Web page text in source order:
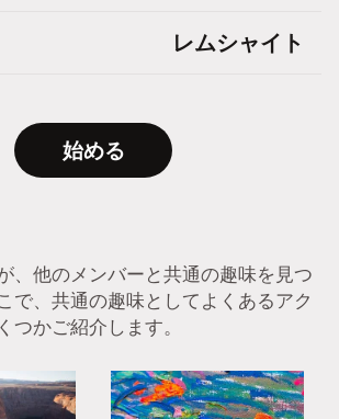
レムシャイト
始める
、他のメンバーと共通の趣味を見つ
で、共通の趣味としてよくあるアク
つかご紹介します。